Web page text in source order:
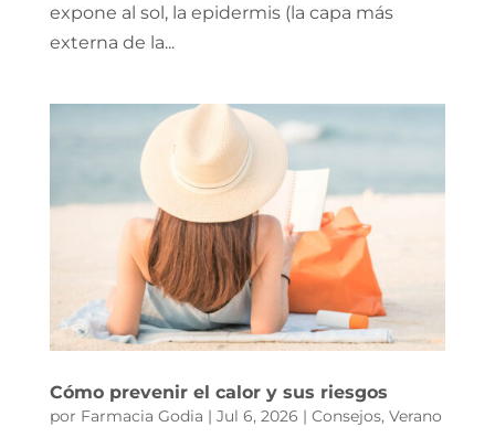
expone al sol, la epidermis (la capa más
externa de la...
Cómo prevenir el calor y sus riesgos
por Farmacia Godia | Jul 6, 2026 | Consejos, Verano